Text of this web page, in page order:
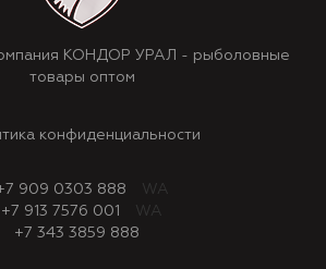
КОНДОР УРАЛ - рыболовные
товары оптом
конфиденциальности
909 0303 888
WA
+7 913 7576 001
WA
+7 343 3859 888